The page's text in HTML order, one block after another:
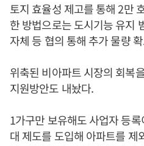
토지 효율성 제고를 통해 2만
한 방법으로는 도시기능 유지
자체 등 협의 통해 추가 물량
위축된 비아파트 시장의 회복
지원방안도 내놨다.
1가구만 보유해도 사업자 등
대 제도를 도입해 아파트를 제